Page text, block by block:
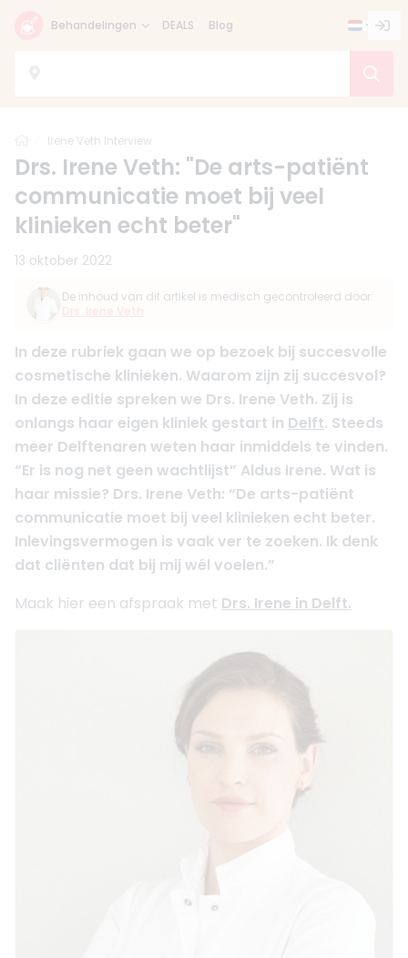
Behandelingen DEALS Blog
Home
Irene Veth Interview
Drs. Irene Veth: "De arts-patiënt
communicatie moet bij veel
klinieken echt beter"
13 oktober 2022
De inhoud van dit artikel is medisch gecontroleerd door:
Drs. Irene Veth
In deze rubriek gaan we op bezoek bij succesvolle
cosmetische klinieken. Waarom zijn zij succesvol?
In deze editie spreken we Drs. Irene Veth. Zij is
onlangs haar eigen kliniek gestart in Delft. Steeds
meer Delftenaren weten haar inmiddels te vinden.
“Er is nog net geen wachtlijst” Aldus Irene. Wat is
haar missie? Drs. Irene Veth: “De arts-patiënt
communicatie moet bij veel klinieken echt beter.
Inlevingsvermogen is vaak ver te zoeken. Ik denk
dat cliënten dat bij mij wél voelen.”
Maak hier een afspraak met Drs. Irene in Delft.